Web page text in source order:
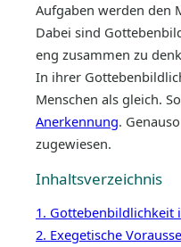
Aufgaben werden den
Dabei sind
eng zusammen zu
In ihrer
Menschen als gleich.
Anerkennung.
zugewiesen.
Inhaltsverzeichnis
1. Gottebenbildlichkeit
2. Exegetische